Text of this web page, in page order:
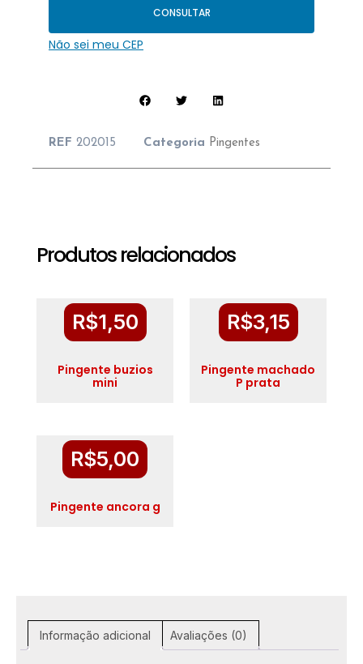
CONSULTAR
Não sei meu CEP
REF 202015 Categoria Pingentes
Produtos relacionados
R$1,50
Pingente buzios
mini
R$3,15
Pingente machado
P prata
R$5,00
Pingente ancora g
Informação adicional Avaliações (0)